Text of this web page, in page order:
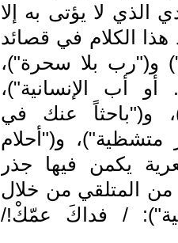
الذي لا يؤتى به إلا
هذا الكلام في قصائد
و("رب بلا سحرة")،
أب الإنسانية")،
و("باحثاً عنك في
و("أحلام
يكمن فيها جذر
من المتلقي من خلال
/ فداكَ عمّكْ!/